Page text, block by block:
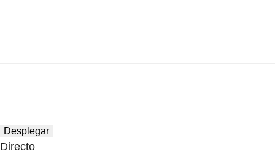
Desplegar
Directo